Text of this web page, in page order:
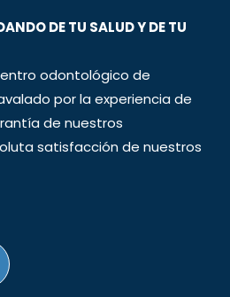
DE TU SALUD Y DE TU
odontológico de
por la experiencia de
de nuestros
satisfacción de nuestros